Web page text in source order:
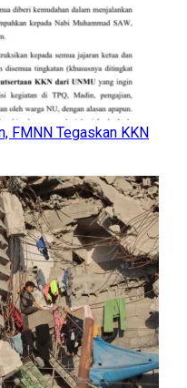
FMNN Tegaskan KKN